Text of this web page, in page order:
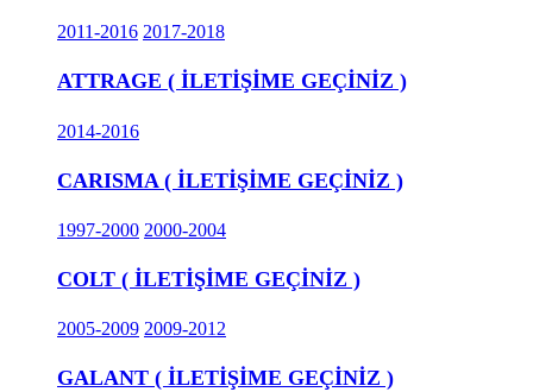
2011-2016 2017-2018
ATTRAGE ( İLETİŞİME GEÇİNİZ )
2014-2016
CARISMA ( İLETİŞİME GEÇİNİZ )
1997-2000 2000-2004
COLT ( İLETİŞİME GEÇİNİZ )
2005-2009 2009-2012
GALANT ( İLETİŞİME GEÇİNİZ )